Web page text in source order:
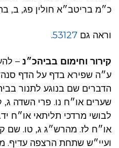
כ״מ בריטב״א חולין פג, ב,
וראה גם 53127
.
קירור וחימום בביהכ״נ –
ע״ה שפירא בדף על הדף
הדברים שם בנוגע לתנור
שערים או״ח נו. פרי השדה ג,
לבושי מרדכי תליתאי או״ח
או״ח לז. מהרש״ג ג, טו. שם
ועיי״ש שתחת הרצפה עדיף.